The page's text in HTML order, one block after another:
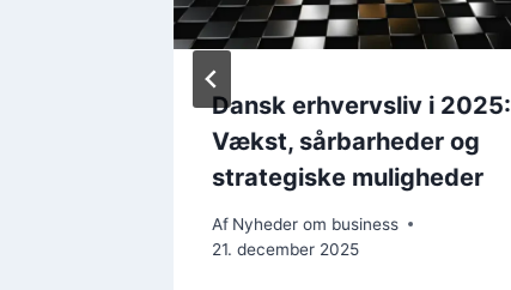
Dansk erhvervsliv i 2025:
Vækst, sårbarheder og
strategiske muligheder
Af Nyheder om business
21. december 2025